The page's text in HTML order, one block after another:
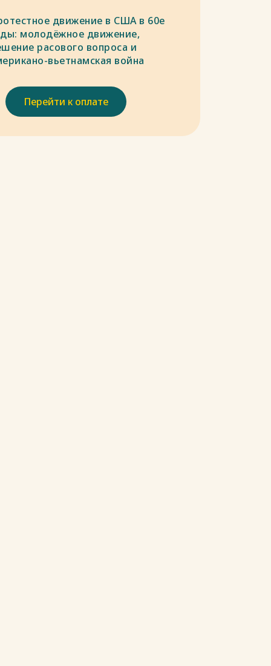
движение в США в 60е
молодёжное движение,
расового вопроса и
вьетнамская война
Перейти к оплате